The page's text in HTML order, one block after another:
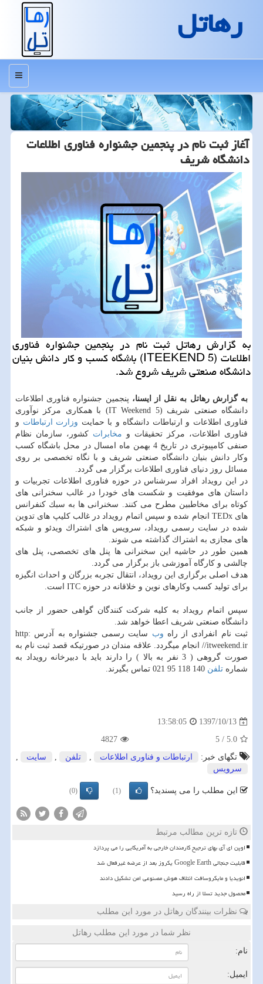
رهاتل
منو
آغاز ثبت نام در پنجمین جشنواره فناوری اطلاعات
دانشگاه شریف
به گزارش رهاتل ثبت نام در پنجمین جشنواره فناوری
اطلاعات (ITEEKEND 5) باشگاه كسب و كار دانش بنیان
دانشگاه صنعتی شریف شروع شد.
به گزارش رهاتل به نقل از ایسنا، پنجمین جشنواره فناوری اطلاعات
دانشگاه صنعتی شریف (IT Weekend 5) با همكاری مركز نوآوری
فناوری اطلاعات و ارتباطات دانشگاه و با حمایت وزارت ارتباطات و
فناوری اطلاعات، مركز تحقیقات و مخابرات كشور، سازمان نظام
صنفی كامپیوتری در تاریخ 4 بهمن ماه امسال در محل باشگاه كسب
وكار دانش بنیان دانشگاه صنعتی شریف و با نگاه تخصصی بر روی
مسائل روز دنیای فناوری اطلاعات برگزار می گردد.
در این رویداد افراد سرشناس در حوزه فناوری اطلاعات تجربیات و
داستان های موفقیت و شكست های خودرا در غالب سخنرانی های
كوتاه برای مخاطبین مطرح می كنند. سخنرانی ها به سبك كنفرانس
های TEDx انجام شده و سپس اتمام رویداد در غالب كلیپ های تدوین
شده در سایت رسمی رویداد، سرویس های اشتراك ویدئو و شبكه
های مجازی به اشتراك گذاشته می شوند.
همین طور در حاشیه این سخنرانی ها پنل های تخصصی، پنل های
چالشی و كارگاه آموزشی باز برگزار می گردد.
هدف اصلی برگزاری این رویداد، انتقال تجربه بزرگان و احداث انگیزه
برای تولید كسب وكارهای نوین و خلاقانه در حوزه ITC است.
سپس اتمام رویداد به كلیه شركت كنندگان گواهی حضور از جانب
دانشگاه صنعتی شریف اعطا خواهد شد.
ثبت نام انفرادی از راه وب
سایت رسمی جشنواره به آدرس http:
//itweekend.ir انجام میگردد. علاقه مندان در صورتیكه قصد ثبت نام به
صورت گروهی ( 3 نفر به بالا ) را دارند باید با دبیرخانه رویداد به
شماره تلفن
1397/10/13
13:58:05
5.0
/
5
4827
تگهای خبر:
ارتباطات و فناوری اطلاعات , تلفن , سایت
,
سرویس
این مطلب را می پسندید؟ (1)
(0)
تازه ترین مطالب مرتبط
اوپن ای آی بهای ترجیح کارمندان خارجی به آمریکایی را می پردازد
قابلیت جنجالی Google Earth یکروز بعد از عرضه غیرفعال شد
انویدیا و مایکروسافت ائتلاف هوش مصنوعی امن تشکیل دادند
محصول جدید تسلا از راه رسید
نظرات بینندگان رهاتل در مورد این مطلب
نظر شما در مورد این مطلب رهاتل
نام:
ایمیل: